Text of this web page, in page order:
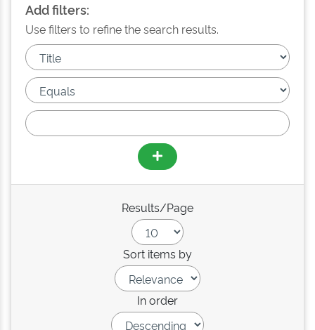
Add filters:
Use filters to refine the search results.
Results/Page
Sort items by
In order